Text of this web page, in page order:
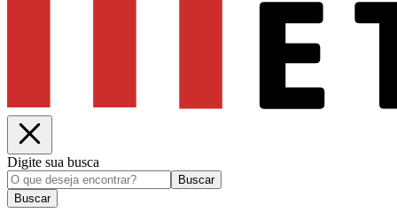
Digite sua busca
Buscar
Buscar